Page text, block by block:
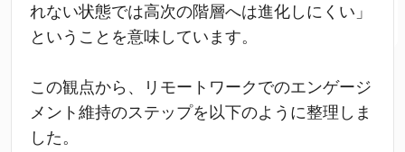
れない状態では高次の階層へは進化しにくい」
ということを意味しています。
この観点から、リモートワークでのエンゲージ
メント維持のステップを以下のように整理しま
した。